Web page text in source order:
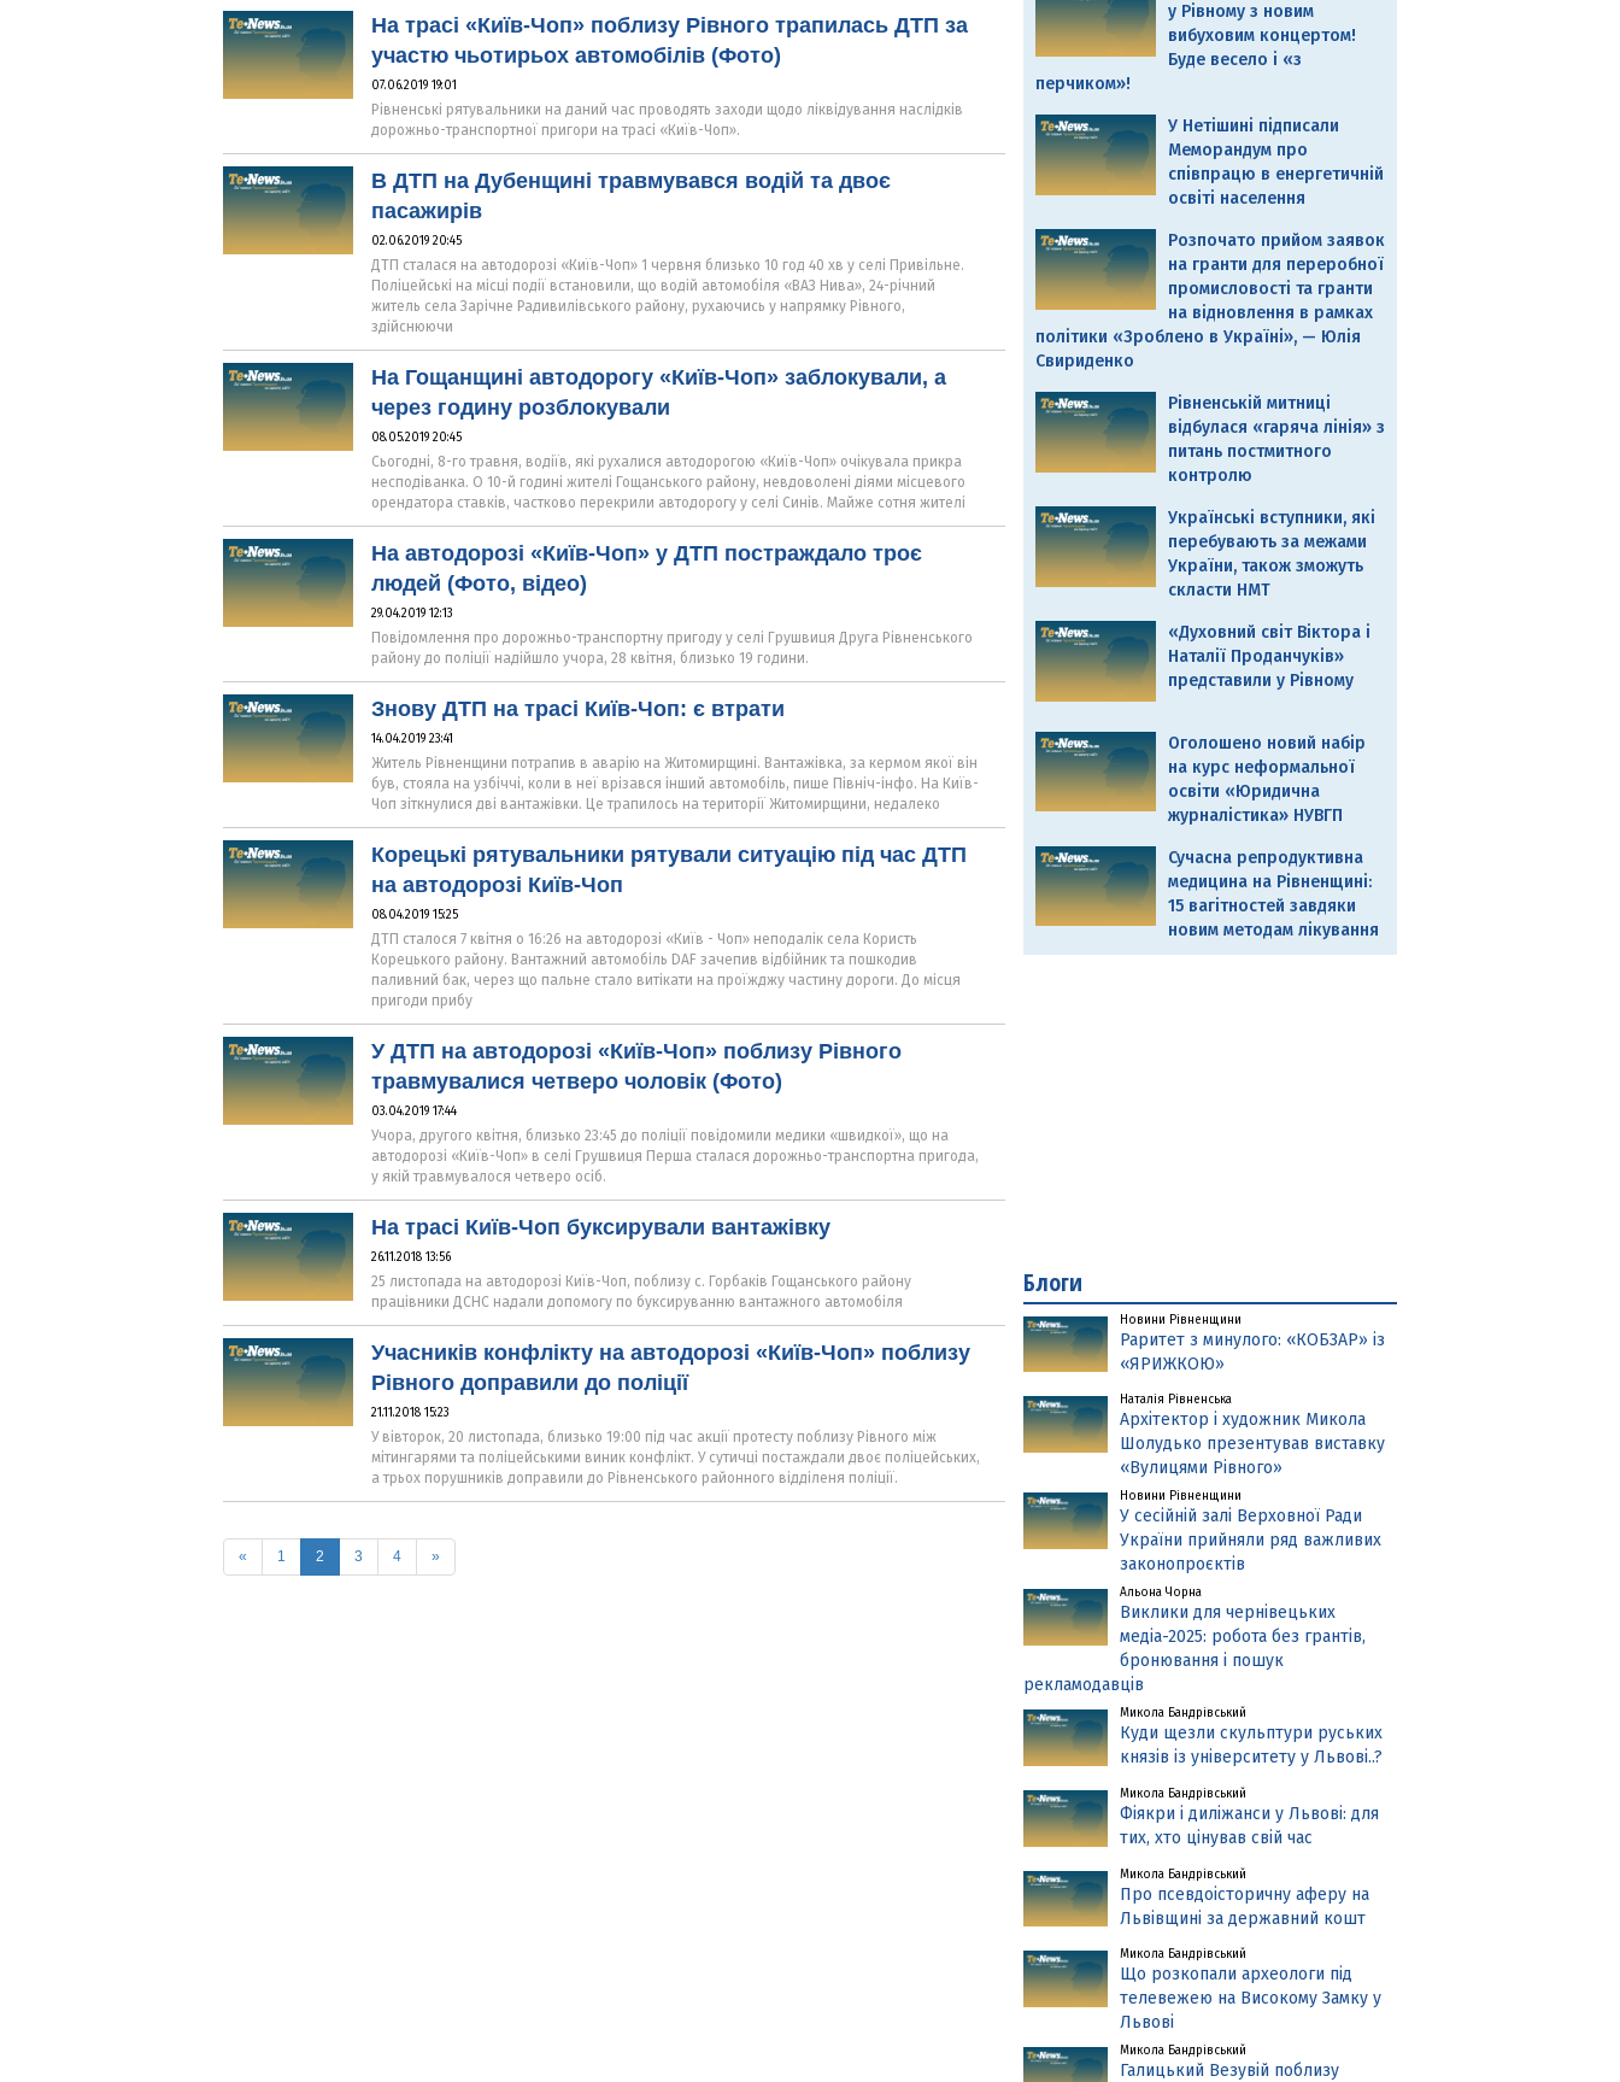
На трасі «Київ-Чоп» поблизу Рівного трапилась ДТП за
участю чьотирьох автомобілів (Фото)
07.06.2019 19:01
Рівненські рятувальники на даний час проводять заходи щодо ліквідування наслідків
дорожньо-транспортної пригори на трасі «Київ-Чоп».
В ДТП на Дубенщині травмувався водій та двоє
пасажирів
02.06.2019 20:45
ДТП сталася на автодорозі «Київ-Чоп» 1 червня близько 10 год 40 хв у селі Привільне.
Поліцейські на місці події встановили, що водій автомобіля «ВАЗ Нива», 24-річний
житель села Зарічне Радивилівського району, рухаючись у напрямку Рівного,
здійснюючи
На Гощанщині автодорогу «Київ-Чоп» заблокували, а
через годину розблокували
08.05.2019 20:45
Сьогодні, 8-го травня, водіїв, які рухалися автодорогою «Київ-Чоп» очікувала прикра
несподіванка. О 10-й годині жителі Гощанського району, невдоволені діями місцевого
орендатора ставків, частково перекрили автодорогу у селі Синів. Майже сотня жителі
На автодорозі «Київ-Чоп» у ДТП постраждало троє
людей (Фото, відео)
29.04.2019 12:13
Повідомлення про дорожньо-транспортну пригоду у селі Грушвиця Друга Рівненського
району до поліції надійшло учора, 28 квітня, близько 19 години.
Знову ДТП на трасі Київ-Чоп: є втрати
14.04.2019 23:41
Житель Рівненщини потрапив в аварію на Житомирщині. Вантажівка, за кермом якої він
був, стояла на узбіччі, коли в неї врізався інший автомобіль, пише Північ-інфо. На Київ-
Чоп зіткнулися дві вантажівки. Це трапилось на території Житомирщини, недалеко
Корецькі рятувальники рятували ситуацію під час ДТП
на автодорозі Київ-Чоп
08.04.2019 15:25
ДТП сталося 7 квітня о 16:26 на автодорозі «Київ - Чоп» неподалік села Користь
Корецького району. Вантажний автомобіль DAF зачепив відбійник та пошкодив
паливний бак, через що пальне стало витікати на проїжджу частину дороги. До місця
пригоди прибу
У ДТП на автодорозі «Київ-Чоп» поблизу Рівного
травмувалися четверо чоловік (Фото)
03.04.2019 17:44
Учора, другого квітня, близько 23:45 до поліції повідомили медики «швидкої», що на
автодорозі «Київ-Чоп» в селі Грушвиця Перша сталася дорожньо-транспортна пригода,
у якій травмувалося четверо осіб.
На трасі Київ-Чоп буксирували вантажівку
26.11.2018 13:56
25 листопада на автодорозі Київ-Чоп, поблизу с. Горбаків Гощанського району
працівники ДСНС надали допомогу по буксируванню вантажного автомобіля
Учасників конфлікту на автодорозі «Київ-Чоп» поблизу
Рівного доправили до поліції
21.11.2018 15:23
У вівторок, 20 листопада, близько 19:00 під час акції протесту поблизу Рівного між
мітингарями та поліцейськими виник конфлікт. У сутичці постаждали двоє поліцейських,
а трьох порушників доправили до Рівненського районного відділеня поліції.
« 1 2(current)
3 4 »
у Рівному з новим
вибуховим концертом!
Буде весело і «з
перчиком»!
У Нетішині підписали
Меморандум про
співпрацю в енергетичній
освіті населення
Розпочато прийом заявок
на гранти для переробної
промисловості та гранти
на відновлення в рамках
політики «Зроблено в Україні», — Юлія
Свириденко
Рівненській митниці
відбулася «гаряча лінія» з
питань постмитного
контролю
Українські вступники, які
перебувають за межами
України, також зможуть
скласти НМТ
«Духовний світ Віктора і
Наталії Проданчуків»
представили у Рівному
Оголошено новий набір
на курс неформальної
освіти «Юридична
журналістика» НУВГП
Сучасна репродуктивна
медицина на Рівненщині:
15 вагітностей завдяки
новим методам лікування
Блоги
Новини Рівненщини
Раритет з минулого: «КОБЗАР» із
«ЯРИЖКОЮ»
Наталія Рівненська
Архітектор і художник Микола
Шолудько презентував виставку
«Вулицями Рівного»
Новини Рівненщини
У сесійній залі Верховної Ради
України прийняли ряд важливих
законопроєктів
Альона Чорна
Виклики для чернівецьких
медіа-2025: робота без грантів,
бронювання і пошук
рекламодавців
Микола Бандрівський
Куди щезли скульптури руських
князів із університету у Львові..?
Микола Бандрівський
Фіякри і диліжанси у Львові: для
тих, хто цінував свій час
Микола Бандрівський
Про псевдоісторичну аферу на
Львівщині за державний кошт
Микола Бандрівський
Що розкопали археологи під
телевежею на Високому Замку у
Львові
Микола Бандрівський
Галицький Везувій поблизу